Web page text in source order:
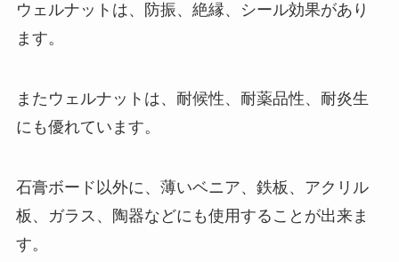
ウェルナットは、防振、絶縁、シール効果があり
ます。
またウェルナットは、耐候性、耐薬品性、耐炎生
にも優れています。
石膏ボード以外に、薄いベニア、鉄板、アクリル
板、ガラス、陶器などにも使用することが出来ま
す。